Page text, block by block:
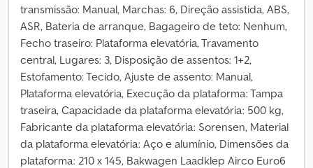
transmissão: Manual, Marchas: 6, Direção assistida, ABS,
ASR, Bateria de arranque, Bagageiro de teto: Nenhum,
Fecho traseiro: Plataforma elevatória, Travamento
central, Lugares: 3, Disposição de assentos: 1+2,
Estofamento: Tecido, Ajuste de assento: Manual,
Plataforma elevatória, Execução da plataforma: Tampa
traseira, Capacidade da plataforma elevatória: 500 kg,
Fabricante da plataforma elevatória: Sorensen, Material
da plataforma elevatória: Aço e alumínio, Dimensões da
plataforma: 210 x 145, Bakwagen Laadklep Airco Euro6